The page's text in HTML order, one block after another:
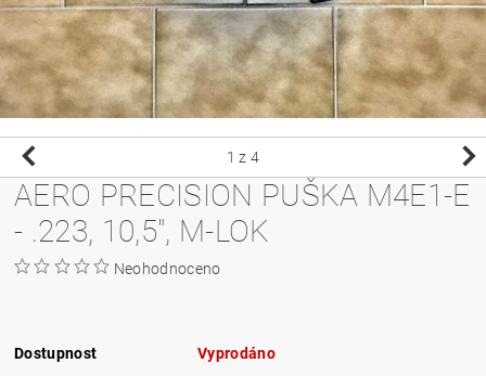
1 z 4
AERO PRECISION PUŠKA M4E1-E
- .223, 10,5", M-LOK
Neohodnoceno
Dostupnost Vyprodáno